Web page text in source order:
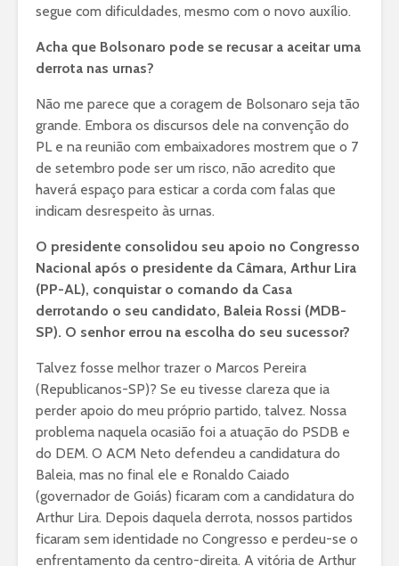
segue com dificuldades, mesmo com o novo auxílio.
Acha que Bolsonaro pode se recusar a aceitar uma
derrota nas urnas?
Não me parece que a coragem de Bolsonaro seja tão
grande. Embora os discursos dele na convenção do
PL e na reunião com embaixadores mostrem que o 7
de setembro pode ser um risco, não acredito que
haverá espaço para esticar a corda com falas que
indicam desrespeito às urnas.
O presidente consolidou seu apoio no Congresso
Nacional após o presidente da Câmara, Arthur Lira
(PP-AL), conquistar o comando da Casa
derrotando o seu candidato, Baleia Rossi (MDB-
SP). O senhor errou na escolha do seu sucessor?
Talvez fosse melhor trazer o Marcos Pereira
(Republicanos-SP)? Se eu tivesse clareza que ia
perder apoio do meu próprio partido, talvez. Nossa
problema naquela ocasião foi a atuação do PSDB e
do DEM. O ACM Neto defendeu a candidatura do
Baleia, mas no final ele e Ronaldo Caiado
(governador de Goiás) ficaram com a candidatura do
Arthur Lira. Depois daquela derrota, nossos partidos
ficaram sem identidade no Congresso e perdeu-se o
enfrentamento da centro-direita. A vitória de Arthur